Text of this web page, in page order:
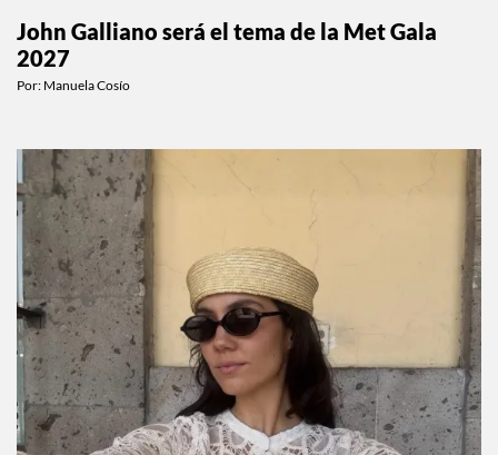
John Galliano será el tema de la Met Gala
2027
Por: Manuela Cosío